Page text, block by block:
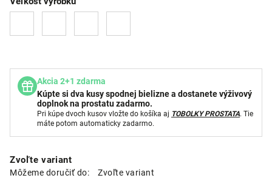
Zvoľte variant
Môžeme doručiť do: Zvoľte variant
Akcia 2+1 zdarma
Kúpte si dva kusy spodnej bielizne a dostanete výživový
doplnok na prostatu zadarmo.
Pri kúpe dvoch kusov vložte do košíka aj TOBOLKY PROSTATA. Tie
máte potom automaticky zadarmo.